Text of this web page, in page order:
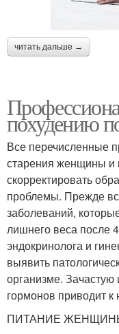
читать дальше →
похудению
Все перечисленные
старения женщины и
скорректировать
проблемы. Прежде
заболеваний,
лишнего веса после
эндокринолога и
выявить
организме.
гормонов приводит
ПИТАНИЕ